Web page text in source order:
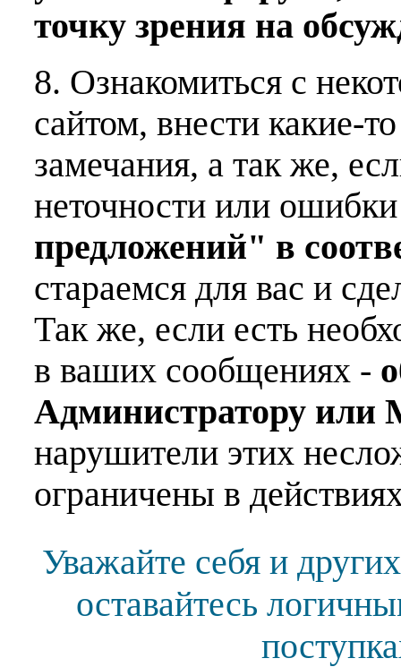
точку зрения на
8. Ознакомиться с
сайтом, внести какие-
замечания, а так же,
неточности или
предложений" в
стараемся для вас и
Так же, если есть
в ваших сообщениях -
Администратору или
нарушители этих
ограничены в
Уважайте себя и
оставайтесь